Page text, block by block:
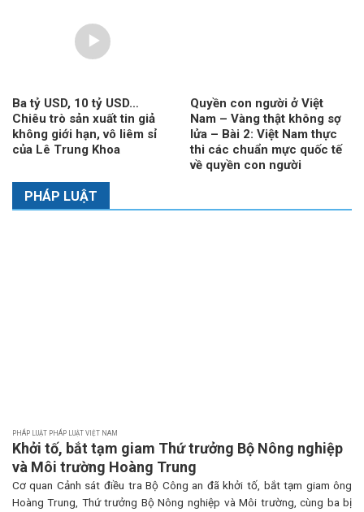
Ba tỷ USD, 10 tỷ USD…
Chiêu trò sản xuất tin giả
không giới hạn, vô liêm sỉ
của Lê Trung Khoa
Quyền con người ở Việt
Nam – Vàng thật không sợ
lửa – Bài 2: Việt Nam thực
thi các chuẩn mực quốc tế
về quyền con người
PHÁP LUẬT
PHÁP LUẬT PHÁP LUẬT VIỆT NAM
Khởi tố, bắt tạm giam Thứ trưởng Bộ Nông nghiệp
và Môi trường Hoàng Trung
Cơ quan Cảnh sát điều tra Bộ Công an đã khởi tố, bắt tạm giam ông
Hoàng Trung, Thứ trưởng Bộ Nông nghiệp và Môi trường, cùng ba bị